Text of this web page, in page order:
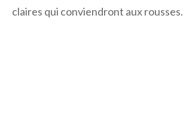
claires qui conviendront aux rousses.